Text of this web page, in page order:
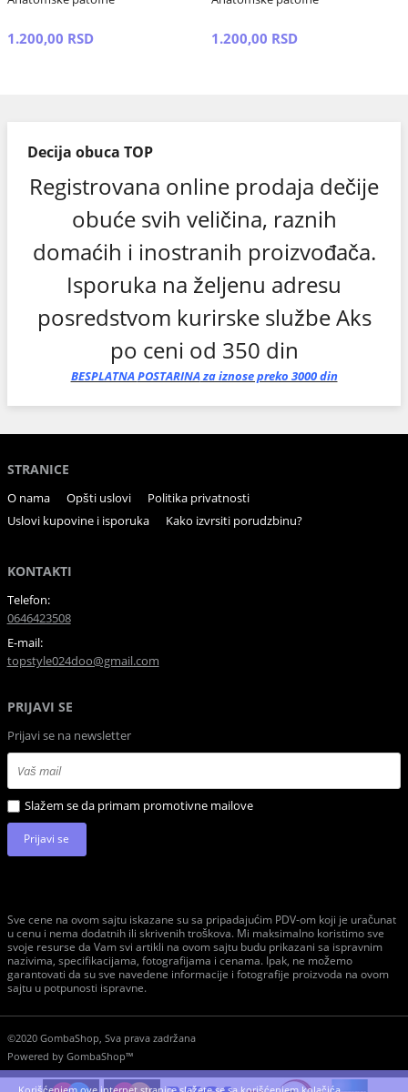
1.200,00 RSD 1.200,00 RSD
Decija obuca TOP
Registrovana online prodaja dečije
obuće svih veličina, raznih
domaćih i inostranih proizvođača.
Isporuka na željenu adresu
posredstvom kurirske službe Aks
po ceni od 350 din
BESPLATNAPOSTARINAza iznose preko 3000 din
STRANICE
O nama Opšti uslovi
Politika privatnosti
Uslovi kupovine i isporuka
Kako izvrsiti porudzbinu?
KONTAKTI
Telefon:
0646423508
E-mail:
topstyle024doo@gmail.com
PRIJAVI SE
Prijavi se na newsletter
Slažem se da primam promotivne mailove
Prijavi se
Sve cene na ovom sajtu iskazane su sa pripadajućim PDV-om koji je uračunat
u cenu i nema dodatnih ili skrivenih troškova. Mi maksimalno koristimo sve
svoje resurse da Vam svi artikli na ovom sajtu budu prikazani sa ispravnim
nazivima, specifikacijama, fotografijama i cenama. Ipak, ne možemo
garantovati da su sve navedene informacije i fotografije proizvoda na ovom
sajtu u potpunosti ispravne.
©2020 GombaShop, Sva prava zadržana
Powered by GombaShop™